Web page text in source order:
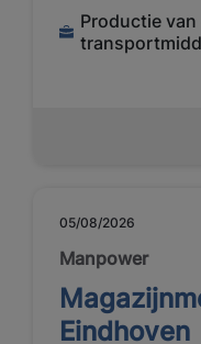
Productie
05/08/2026
Manpower
Eindhoven